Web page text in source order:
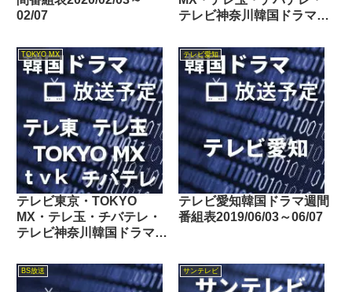
02/07
テレビ神奈川韓国ドラマ週
08/28
TOKYO MX
テレビ東京・TOKYO
MX・テレ玉・チバテレ・
テレビ神奈川韓国ドラマ週
12/26
テレビ愛知
テレビ愛知韓国ドラマ週間
番組表2019/06/03～06/07
BS放送 サンテレビ